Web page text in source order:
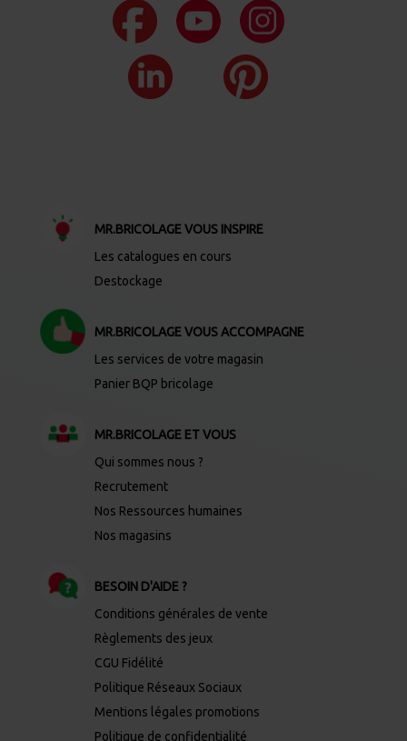
MR.BRICOLAGE VOUS INSPIRE
Les catalogues en cours
Destockage
MR.BRICOLAGE VOUS ACCOMPAGNE
Les services de votre magasin
Panier BQP bricolage
MR.BRICOLAGE ET VOUS
Qui sommes nous ?
Recrutement
Nos Ressources humaines
Nos magasins
BESOIN D'AIDE ?
Conditions générales de vente
Règlements des jeux
CGU Fidélité
Politique Réseaux Sociaux
Mentions légales promotions
Politique de confidentialité